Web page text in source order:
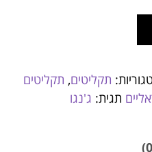
תקליטים, תקליטים
תגית: ג'נגו